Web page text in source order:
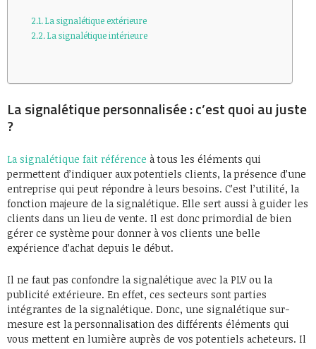
La signalétique extérieure
La signalétique intérieure
La signalétique personnalisée : c’est quoi au juste
?
La signalétique fait référence à tous les éléments qui
permettent d’indiquer aux potentiels clients, la présence d’une
entreprise qui peut répondre à leurs besoins. C’est l’utilité, la
fonction majeure de la signalétique. Elle sert aussi à guider les
clients dans un lieu de vente. Il est donc primordial de bien
gérer ce système pour donner à vos clients une belle
expérience d’achat depuis le début.
Il ne faut pas confondre la signalétique avec la PLV ou la
publicité extérieure. En effet, ces secteurs sont parties
intégrantes de la signalétique. Donc, une signalétique sur-
mesure est la personnalisation des différents éléments qui
vous mettent en lumière auprès de vos potentiels acheteurs. Il